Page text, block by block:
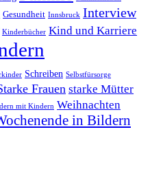
Gesundheit Innsbruck Interview
Kinderbücher Kind und Karriere
Schreiben Selbstfürsorge
Frauen starke Mütter
mit Kindern Weihnachten
in Bildern